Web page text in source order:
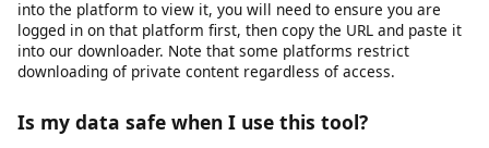
access your downloaded content. For the best experience on
iOS, we recommend using Safari as your browser.
protected video?